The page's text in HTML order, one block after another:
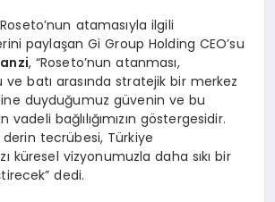
atamasıyla ilgili
paylaşan Gi Group Holding CEO’su
, “Roseto’nun atanması,
ve batı arasında stratejik bir merkez
duyduğumuz güvenin ve bu
bağlılığımızın göstergesidir.
tecrübesi, Türkiye
küresel vizyonumuzla daha sıkı bir
dedi.